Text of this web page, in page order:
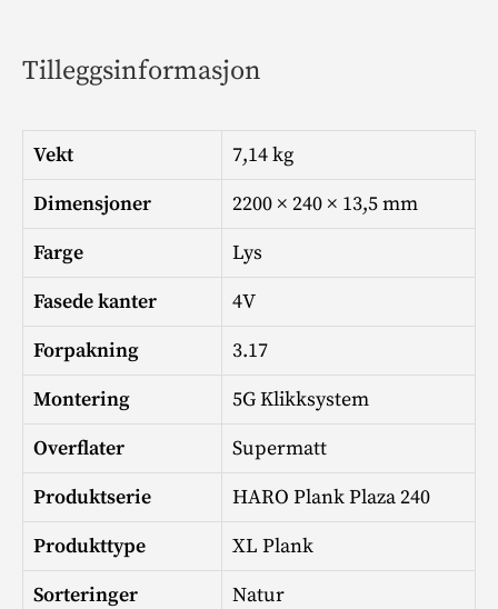
Tilleggsinformasjon
Vekt
7,14 kg
Dimensjoner
2200 × 240 × 13,5 mm
Farge
Lys
Fasede kanter
4V
Forpakning
3.17
Montering
5G Klikksystem
Overflater
Supermatt
Produktserie
HARO Plank Plaza 240
Produkttype
XL Plank
Sorteringer
Natur